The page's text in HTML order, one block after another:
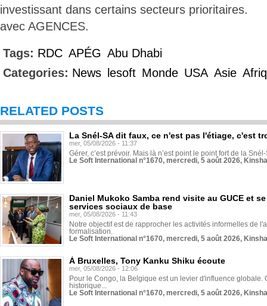
investissant dans certains secteurs prioritaires.
avec AGENCES.
Tags: RDC APÉG Abu Dhabi
Categories: News lesoft Monde USA Asie
RELATED POSTS
La Snél-SA dit faux, ce n'est pas l'étiage, c'est
mer, 05/08/2026 - 11:37
Gérer, c’est prévoir. Mais là n’est point le point fort de la
Le Soft International n°1670, mercredi, 5 août 2026,
Daniel Mukoko Samba rend visite au GUCE et
services sociaux de base
mer, 05/08/2026 - 11:43
Notre objectif est de rapprocher les activités informelles de
formalisation.
Le Soft International n°1670, mercredi, 5 août 2026,
À Bruxelles, Tony Kanku Shiku écoute
mer, 05/08/2026 - 12:06
Pour le Congo, la Belgique est un levier d'influence globale.
historique...
Le Soft International n°1670, mercredi, 5 août 2026,